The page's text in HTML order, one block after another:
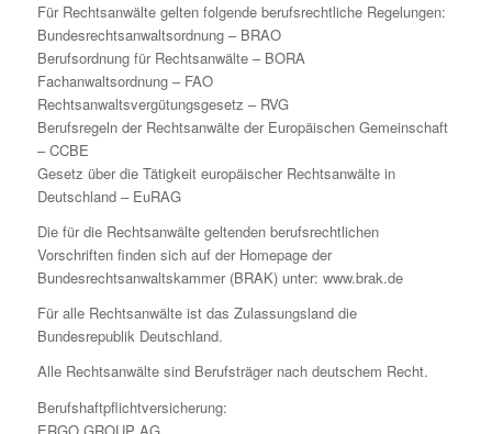
Für Rechtsanwälte gelten folgende berufsrechtliche Regelungen:
Bundesrechtsanwaltsordnung – BRAO
Berufsordnung für Rechtsanwälte – BORA
Fachanwaltsordnung – FAO
Rechtsanwaltsvergütungsgesetz – RVG
Berufsregeln der Rechtsanwälte der Europäischen Gemeinschaft
– CCBE
Gesetz über die Tätigkeit europäischer Rechtsanwälte in
Deutschland – EuRAG
Die für die Rechtsanwälte geltenden berufsrechtlichen
Vorschriften finden sich auf der Homepage der
Bundesrechtsanwaltskammer (BRAK) unter: www.brak.de
Für alle Rechtsanwälte ist das Zulassungsland die
Bundesrepublik Deutschland.
Alle Rechtsanwälte sind Berufsträger nach deutschem Recht.
Berufshaftpflichtversicherung:
ERGO GROUP AG